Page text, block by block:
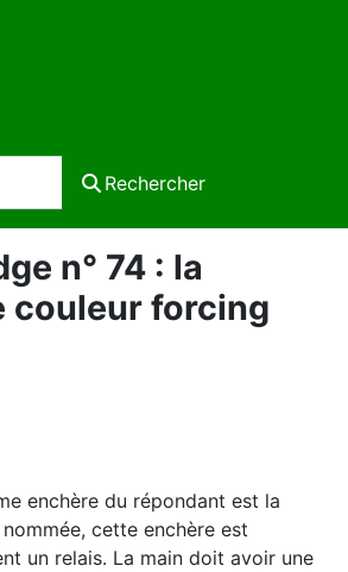
Rechercher
n° 74 : la
couleur forcing
enchère du répondant est la
cette enchère est
un relais. La main doit avoir une